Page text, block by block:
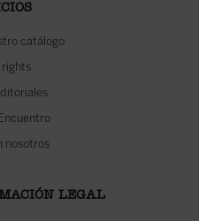
catálogo
rights
nosotros
LEGAL